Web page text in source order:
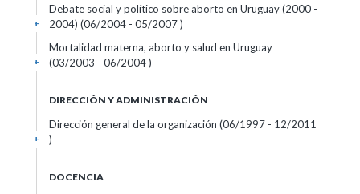
Debate social y político sobre aborto en Uruguay (2000 -
2004) (06/2004 - 05/2007 )
+
Mortalidad materna, aborto y salud en Uruguay
(03/2003 - 06/2004 )
+
DIRECCIÓN Y ADMINISTRACIÓN
Dirección general de la organización (06/1997 - 12/2011
)
+
DOCENCIA